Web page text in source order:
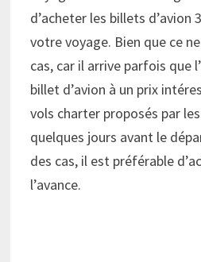
d’acheter les billets d’avion
votre voyage. Bien que ce
cas, car il arrive parfois que
billet d’avion à un prix
vols charter proposés par
quelques jours avant le
des cas, il est préférable
l’avance.